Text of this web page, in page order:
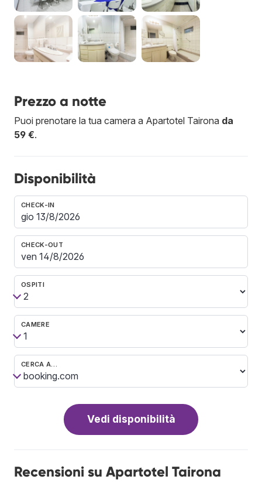
Prezzo a notte
Puoi prenotare la tua camera a Apartotel Tairona da
59 €.
Disponibilità
CHECK-IN
CHECK-OUT
OSPITI
CAMERE
CERCA A…
Vedi disponibilità
Recensioni su Apartotel Tairona